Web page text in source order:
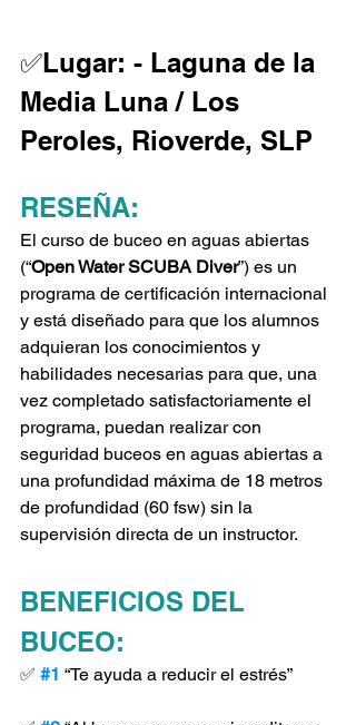
✅Lugar: - Laguna de la
Media Luna / Los
Peroles, Rioverde, SLP
RESEÑA:
El curso de buceo en aguas abiertas
(“Open Water SCUBA Diver”) es un
programa de certificación internacional
y está diseñado para que los alumnos
adquieran los conocimientos y
habilidades necesarias para que, una
vez completado satisfactoriamente el
programa, puedan realizar con
seguridad buceos en aguas abiertas a
una profundidad máxima de 18 metros
de profundidad (60 fsw) sin la
supervisión directa de un instructor.
BENEFICIOS DEL
BUCEO:
✅ #1 “Te ayuda a reducir el estrés”